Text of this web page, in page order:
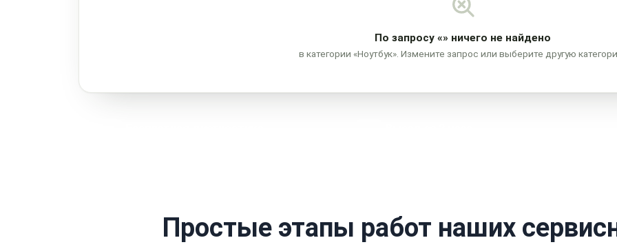
По запросу «» ничего не найдено
в категории «Ноутбук». Измените запрос или выберите другую
Простые этапы работ наших